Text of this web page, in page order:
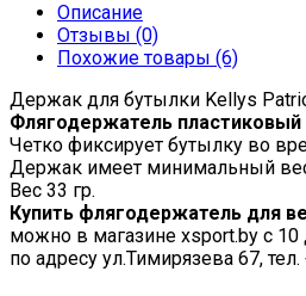
Описание
Отзывы (0)
Похожие товары (6)
Держак для бутылки Kellys
Флягодержатель
Четко фиксирует бутылку во
Держак имеет минимальный
Вес 33 гр.
Купить флягодержатель для
можно в магазине xsport.by с 10
по адресу ул.Тимирязева 67,